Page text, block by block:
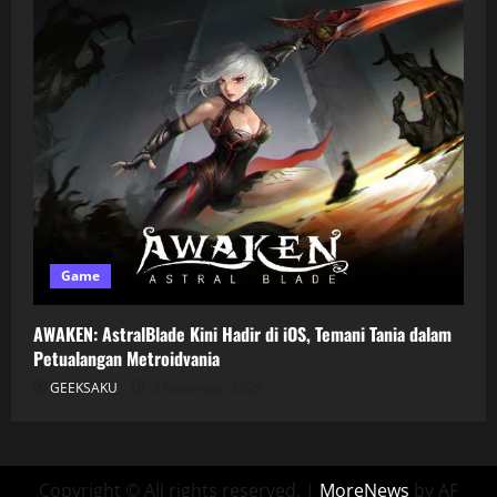
Game
AWAKEN: AstralBlade Kini Hadir di iOS, Temani Tania dalam
Petualangan Metroidvania
GEEKSAKU
Copyright © All rights reserved. | MoreNews by AF